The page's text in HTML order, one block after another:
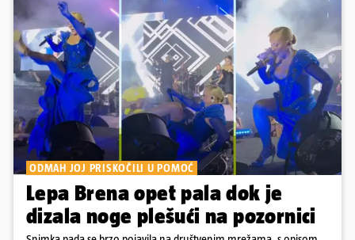
ODMAH JOJ PRISKOČILI U POMOĆ
Lepa Brena opet pala dok je
dizala noge plešući na pozornici